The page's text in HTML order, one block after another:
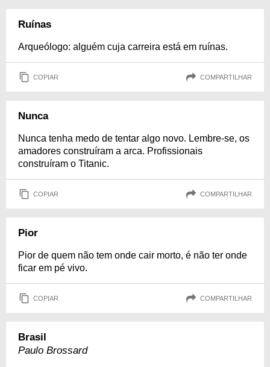
Ruínas
Arqueólogo: alguém cuja carreira está em ruínas.
COPIAR COMPARTILHAR
Nunca
Nunca tenha medo de tentar algo novo. Lembre-se, os
amadores construíram a arca. Profissionais
construíram o Titanic.
COPIAR COMPARTILHAR
Pior
Pior de quem não tem onde cair morto, é não ter onde
ficar em pé vivo.
COPIAR COMPARTILHAR
Brasil
Paulo Brossard